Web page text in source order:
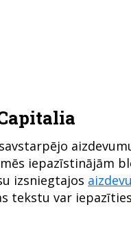
iepazīstinājām
izsniegtajos
tekstu var iepazīties